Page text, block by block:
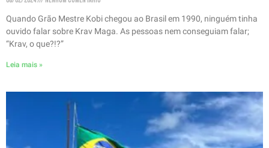
Quando Grão Mestre Kobi chegou ao Brasil em 1990, ninguém tinha
ouvido falar sobre Krav Maga. As pessoas nem conseguiam falar;
“Krav, o que?!?”
Leia mais »